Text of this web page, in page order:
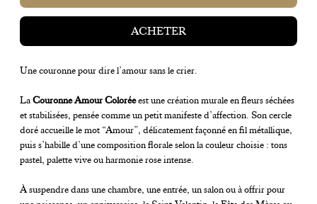
ACHETER
Une couronne pour dire l’amour sans le crier.
LaCouronne Amour Coloréeest une création murale en fleurs séchées
et stabilisées, pensée comme un petit manifeste d’affection. Son cercle
doré accueille le mot “Amour”, délicatement façonné en fil métallique,
puis s’habille d’une composition florale selon la couleur choisie : tons
pastel, palette vive ou harmonie rose intense.
À suspendre dans une chambre, une entrée, un salon ou à offrir pour